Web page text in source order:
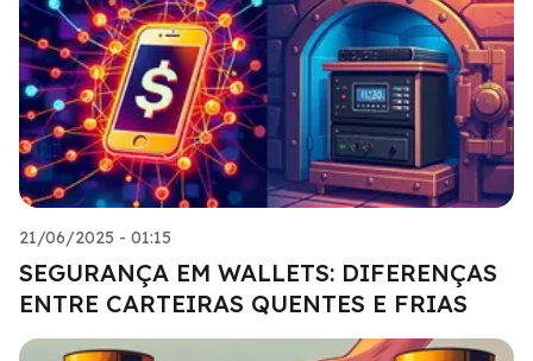
21/06/2025 - 01:15
SEGURANÇA EM WALLETS: DIFERENÇAS
ENTRE CARTEIRAS QUENTES E FRIAS